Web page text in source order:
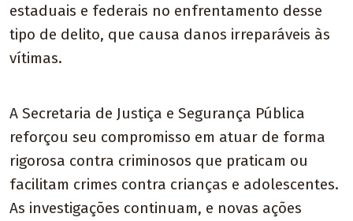
estaduais e federais no enfrentamento desse
tipo de delito, que causa danos irreparáveis às
vítimas.
A Secretaria de Justiça e Segurança Pública
reforçou seu compromisso em atuar de forma
rigorosa contra criminosos que praticam ou
facilitam crimes contra crianças e adolescentes.
As investigações continuam, e novas ações